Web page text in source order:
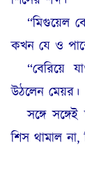
“মিগুয়েল
কখন যে ও
“বেরিয়ে
উঠলেন মেয়র।
সঙ্গে
শিস থামাল